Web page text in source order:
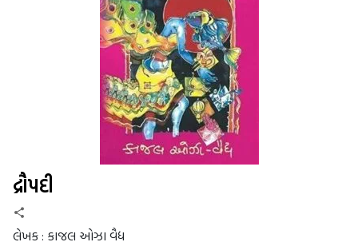
દ્રૌપદી
લેખક : કાજલ ઓઝા વૈદ્ય